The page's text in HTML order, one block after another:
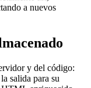
a nuevos
y del código:
salida para su